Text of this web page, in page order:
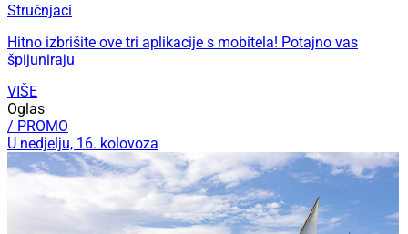
Stručnjaci
Hitno izbrišite ove tri aplikacije s mobitela! Potajno vas
špijuniraju
VIŠE
Oglas
/ PROMO
U nedjelju, 16. kolovoza